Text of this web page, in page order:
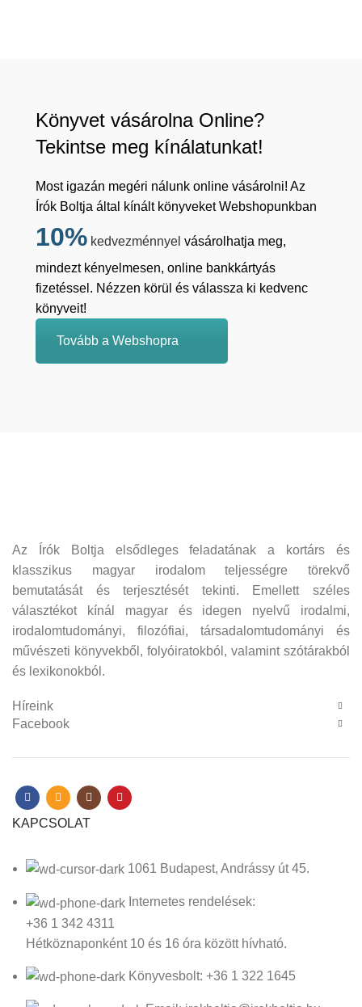
Könyvet vásárolna Online?
Tekintse meg kínálatunkat!
Most igazán megéri nálunk online vásárolni! Az
Írók Boltja által kínált könyveket Webshopunkban
10% kedvezménnyel vásárolhatja meg,
mindezt kényelmesen, online bankkártyás
fizetéssel. Nézzen körül és válassza ki kedvenc
könyveit!
Tovább a Webshopra
Az Írók Boltja elsődleges feladatának a kortárs és
klasszikus magyar irodalom teljességre törekvő
bemutatását és terjesztését tekinti. Emellett széles
választékot kínál magyar és idegen nyelvű irodalmi,
irodalomtudományi, filozófiai, társadalomtudományi és
művészeti könyvekből, folyóiratokból, valamint szótárakból
és lexikonokból.
Híreink
Facebook
KAPCSOLAT
1061 Budapest, Andrássy út 45.
Internetes rendelések:
+36 1 342 4311
Hétköznaponként 10 és 16 óra között hívható.
Könyvesbolt: +36 1 322 1645